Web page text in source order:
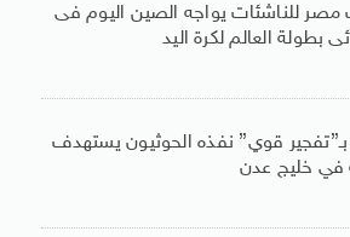
للناشئات يواجه الصين اليوم فى
بطولة العالم لكرة اليد
قوي” نفذه الحوثيون يستهدف
في خليج عدن